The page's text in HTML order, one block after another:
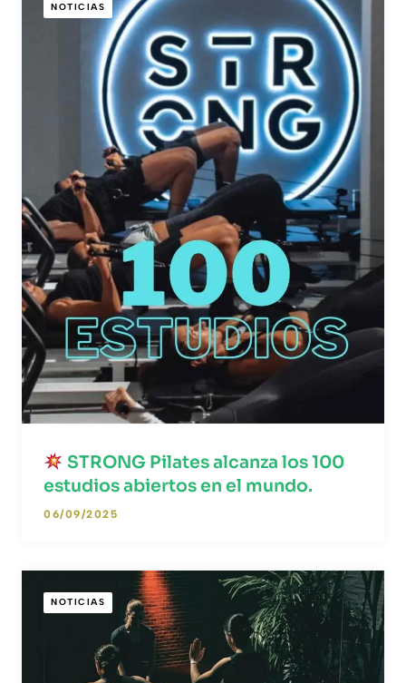
NOTICIAS
STRONG Pilates alcanza los 100
estudios abiertos en el mundo.
06/09/2025
NOTICIAS